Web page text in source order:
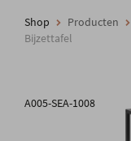
Shop
Shop Producten
Bijzettafel
A005-SEA-1008